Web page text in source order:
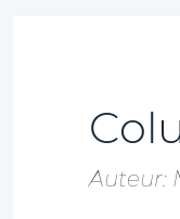
Auteur: